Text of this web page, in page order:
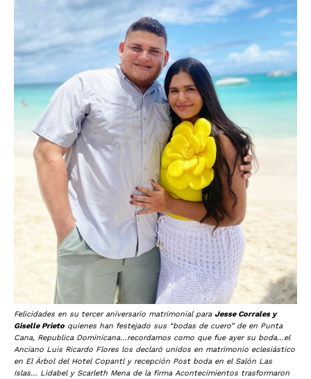
Felicidades en su tercer aniversario matrimonial para Jesse Corrales y
Giselle Prieto quienes han festejado sus “bodas de cuero” de en Punta
Cana, Republica Dominicana…recordamos como que fue ayer su boda…el
Anciano Luis Ricardo Flores los declaró unidos en matrimonio eclesiástico
en El Árbol del Hotel Copantl y recepción Post boda en el Salón Las
Islas… Lidabel y Scarleth Mena de la firma Acontecimientos trasformaron